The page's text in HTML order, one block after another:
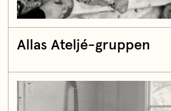
Allas Ateljé-gruppen